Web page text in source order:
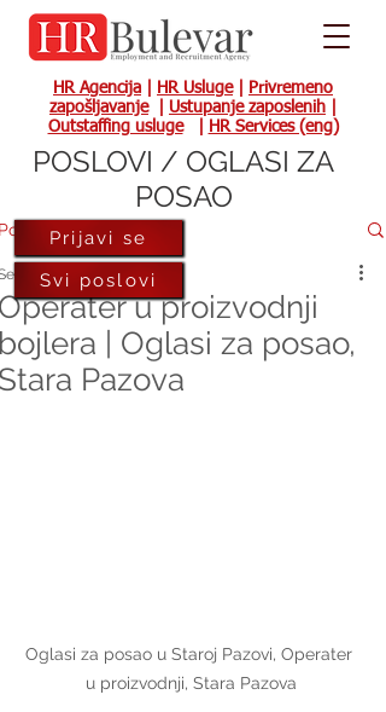
HR Agencija HR Usluge|
Privremeno
zapošljavanje| Ustupanje zaposlenih
Outstaffing usluge| HR Services (eng)
u proizvodnji
| Oglasi za posao,
Pazova
2, 2021
Oglasi za posao u Staroj Pazovi, Operater
u proizvodnji, Stara Pazova
Prijavi se
Svi poslovi
POSLOVI / OGLASI ZA
POSAO